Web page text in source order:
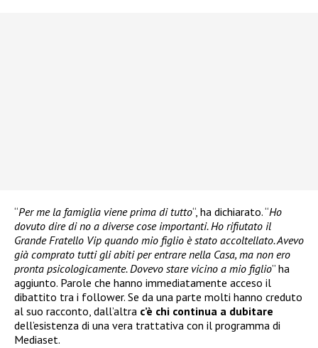
“Per me la famiglia viene prima di tutto“, ha dichiarato. “Ho
dovuto dire di no a diverse cose importanti. Ho rifiutato il
Grande Fratello Vip quando mio figlio è stato accoltellato. Avevo
già comprato tutti gli abiti per entrare nella Casa, ma non ero
pronta psicologicamente. Dovevo stare vicino a mio figlio” ha
aggiunto. Parole che hanno immediatamente acceso il
dibattito tra i follower. Se da una parte molti hanno creduto
al suo racconto, dall’altra c’è chi continua a dubitare
dell’esistenza di una vera trattativa con il programma di
Mediaset.